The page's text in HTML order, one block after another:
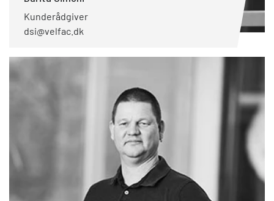
Kunderådgiver
dsi@velfac.dk